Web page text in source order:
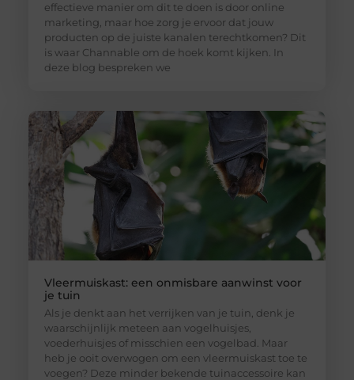
effectieve manier om dit te doen is door online
marketing, maar hoe zorg je ervoor dat jouw
producten op de juiste kanalen terechtkomen? Dit
is waar Channable om de hoek komt kijken. In
deze blog bespreken we
Vleermuiskast: een onmisbare aanwinst voor
je tuin
Als je denkt aan het verrijken van je tuin, denk je
waarschijnlijk meteen aan vogelhuisjes,
voederhuisjes of misschien een vogelbad. Maar
heb je ooit overwogen om een vleermuiskast toe te
voegen? Deze minder bekende tuinaccessoire kan